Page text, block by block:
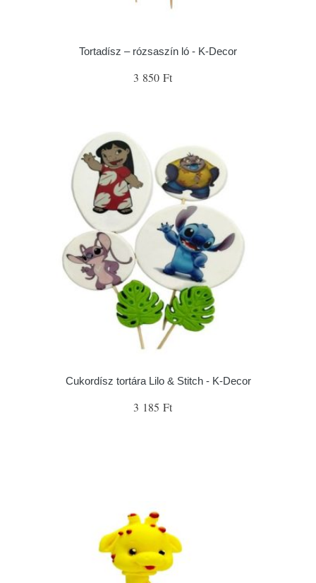
Tortadísz – rózsaszín ló - K-Decor
3 850 Ft
Cukordísz tortára Lilo & Stitch - K-Decor
3 185 Ft